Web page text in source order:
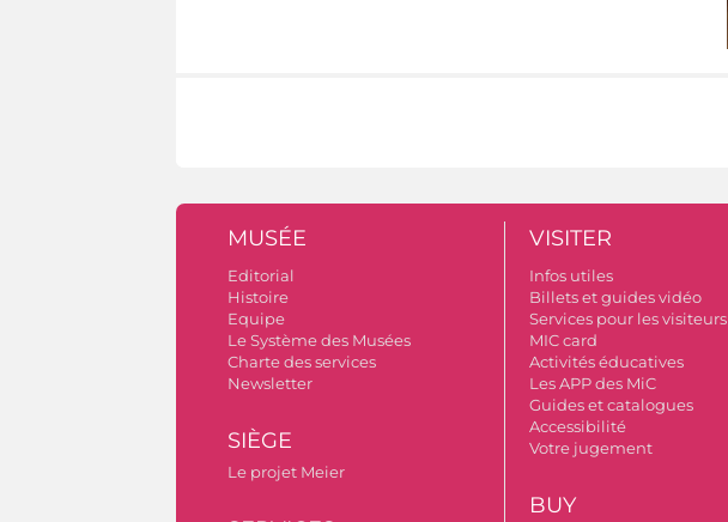
MUSÉE
Editorial
Histoire
Equipe
Le Système des Musées
Charte des services
Newsletter
SIÈGE
Le projet Meier
VISITER
Infos utiles
Billets et guides vidéo
Services pour les visiteurs
MIC card
Activités éducatives
Les APP des MiC
Guides et catalogues
Accessibilité
Votre jugement
BUY